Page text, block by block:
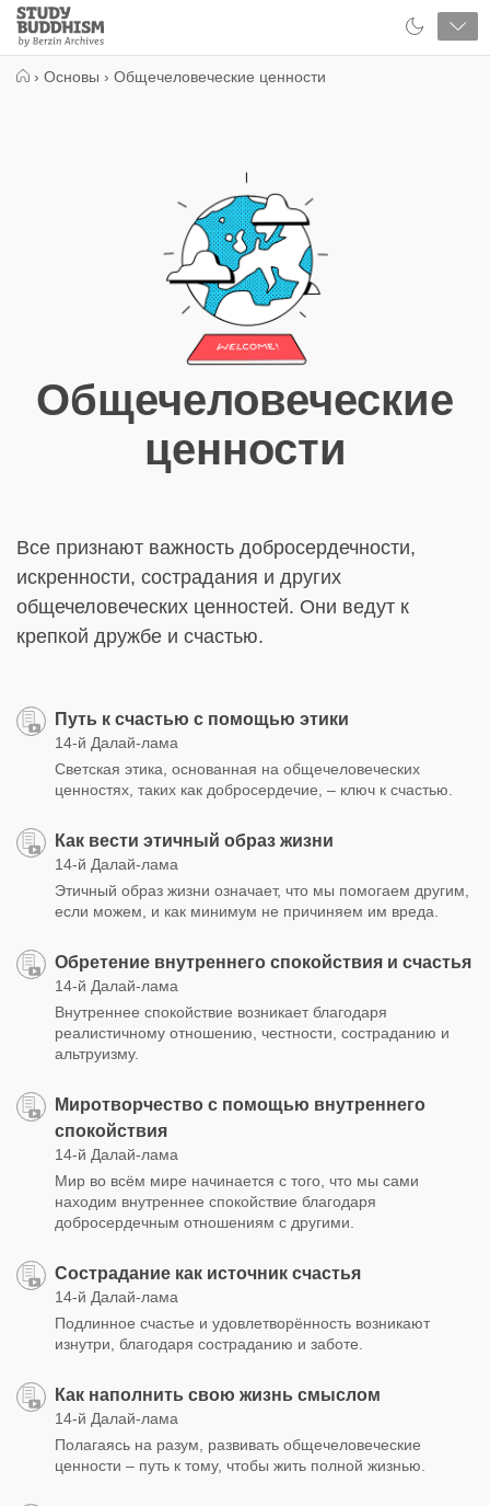
Close
Study
Buddhism
› Основы › Общечеловеческие ценности
Общечеловеческие
ценности
Все признают важность добросердечности,
искренности, сострадания и других
общечеловеческих ценностей. Они ведут к
крепкой дружбе и счастью.
Путь к счастью с помощью этики
14-й Далай-лама
Светская этика, основанная на общечеловеческих
ценностях, таких как добросердечие, – ключ к счастью.
Как вести этичный образ жизни
14-й Далай-лама
Этичный образ жизни означает, что мы помогаем другим,
если можем, и как минимум не причиняем им вреда.
Обретение внутреннего спокойствия и счастья
14-й Далай-лама
Внутреннее спокойствие возникает благодаря
реалистичному отношению, честности, состраданию и
альтруизму.
Миротворчество с помощью внутреннего
спокойствия
14-й Далай-лама
Мир во всём мире начинается с того, что мы сами
находим внутреннее спокойствие благодаря
добросердечным отношениям с другими.
Сострадание как источник счастья
14-й Далай-лама
Подлинное счастье и удовлетворённость возникают
изнутри, благодаря состраданию и заботе.
Как наполнить свою жизнь смыслом
14-й Далай-лама
Полагаясь на разум, развивать общечеловеческие
ценности – путь к тому, чтобы жить полной жизнью.